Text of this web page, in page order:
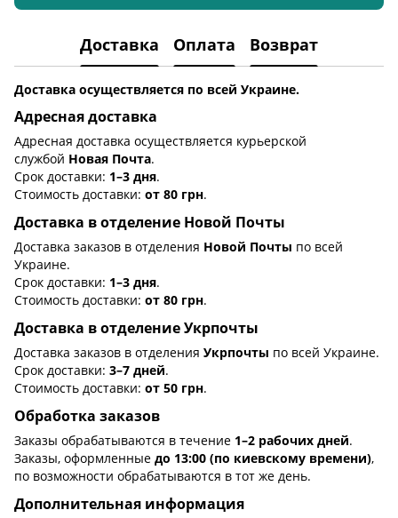
Доставка Оплата Возврат
Доставка осуществляется по всей Украине.
Адресная доставка
Адресная доставка осуществляется курьерской
службой Новая Почта.
Срок доставки: 1–3 дня.
Стоимость доставки: от 80 грн.
Доставка в отделение Новой Почты
Доставка заказов в отделения Новой Почты по всей
Украине.
Срок доставки: 1–3 дня.
Стоимость доставки: от 80 грн.
Доставка в отделение Укрпочты
Доставка заказов в отделения Укрпочты по всей Украине.
Срок доставки: 3–7 дней.
Стоимость доставки: от 50 грн.
Обработка заказов
Заказы обрабатываются в течение 1–2 рабочих дней.
Заказы, оформленные до 13:00 (по киевскому времени),
по возможности обрабатываются в тот же день.
Дополнительная информация